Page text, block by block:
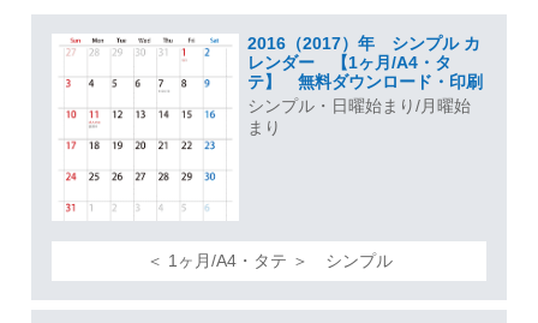
2016（2017）年 シンプル カ
レンダー 【1ヶ月/A4・タ
テ】 無料ダウンロード・印刷
シンプル・日曜始まり/月曜始
まり
＜ 1ヶ月/A4・タテ ＞ シンプル